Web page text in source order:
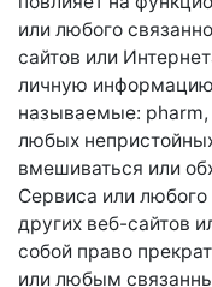
или любого
сайтов или
личную информацию
называемые:
любых
вмешиваться или
Сервиса или любого
других веб-сайтов
собой право
или любым